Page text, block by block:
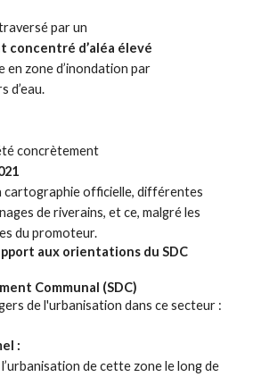
par un
concentré d’aléa élevé
zone d’inondation par
d’eau.
concrètement
cartographie officielle, différentes
de riverains, et ce, malgré les
du promoteur.
aux orientations du SDC
Communal (SDC)
de l'urbanisation dans ce secteur :
:
de cette zone le long de